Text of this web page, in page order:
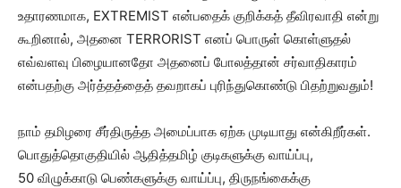
உதாரணமாக, EXTREMIST என்பதைக் குறிக்கத் தீவிரவாதி என்று
கூறினால், அதனை TERRORIST எனப் பொருள் கொள்ளுதல்
எவ்வளவு பிழையானதோ அதனைப் போலத்தான் சர்வாதிகாரம்
என்பதற்கு அர்த்தத்தைத் தவறாகப் புரிந்துகொண்டு பிதற்றுவதும்!
நாம் தமிழரை சீர்திருத்த அமைப்பாக ஏற்க முடியாது என்கிறீர்கள்.
பொதுத்தொகுதியில் ஆதித்தமிழ் குடிகளுக்கு வாய்ப்பு,
50 விழுக்காடு பெண்களுக்கு வாய்ப்பு, திருநங்கைக்கு